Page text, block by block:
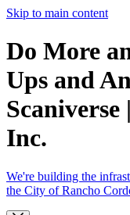
Skip to main content
Do More
Ups and
Inc.
We're building the
the City of Rancho